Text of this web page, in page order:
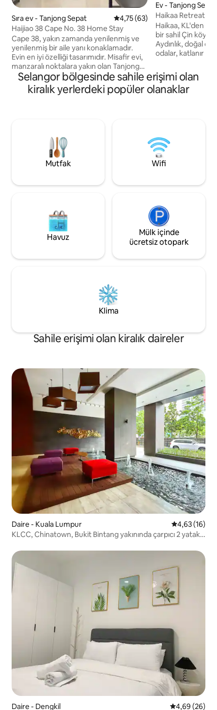
Sıra ev - Tanjong Sepat 5 üzerinden ortalama 4,75
4,75 (63)
Haijiao 38 Cape No. 38 Home Stay
Cape 38, yakın zamanda yenilenmiş ve
yenilenmiş bir aile yanı konaklamadır.
Evin en iyi özelliği tasarımıdır. Misafir evi,
manzaralı noktalara yakın olan Tanjong
Sepat'ın merkezinde bulunmaktadır.
Haijiao 38, 2017 yılında yakın zamanda
yenilenmiş ve yenilenmiş bir üründür. Bu
hissetmelerini sağlayan beyaz ve sakin
bir atmosfere sahiptir. Tatildeki misafirler
manevi bir rahatlamaya sahiptir, böylece
yoğun ofis çalışanları tatilden sonra
miktarda enerjiye sahip olabilirler. Evde
kısa sürede ulaşılabilir.
Ev - Tanjong Sepat
Haikaa Retreat @
Haikaa, KL'den
bir sahil Çin
Aydınlık, doğal
odalar, katlanır
tarafından
sahip, @Haus
tasarlanan 1980
için mükemmel
içerir. Yerel
uzaklıktadır.
Selangor bölgesinde sahile erişimi olan
kiralık yerlerdeki popüler olanaklar
Mutfak Wifi
Havuz
Mülk içinde
ücretsiz otopark
Klima
Sahile erişimi olan kiralık daireler
Daire - Kuala Lumpur 5 üzerinden
4,63 (16)
KLCC, Chinatown, Bukit Bintang yakınında çarpıcı 2 yatak
Daire - Dengkil 5 üzerinden
4,69 (26)